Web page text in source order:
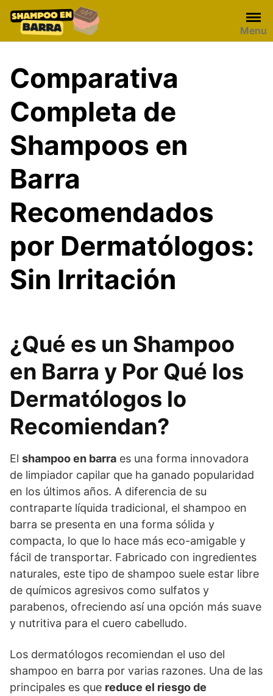
content
Menu
Comparativa
Completa de
Shampoos en
Barra
Recomendados
por Dermatólogos:
Sin Irritación
¿Qué es un Shampoo
en Barra y Por Qué los
Dermatólogos lo
Recomiendan?
El shampoo en barra es una forma innovadora
de limpiador capilar que ha ganado popularidad
en los últimos años. A diferencia de su
contraparte líquida tradicional, el shampoo en
barra se presenta en una forma sólida y
compacta, lo que lo hace más eco-amigable y
fácil de transportar. Fabricado con ingredientes
naturales, este tipo de shampoo suele estar libre
de químicos agresivos como sulfatos y
parabenos, ofreciendo así una opción más suave
y nutritiva para el cuero cabelludo.
Los dermatólogos recomiendan el uso del
shampoo en barra por varias razones. Una de las
principales es que reduce el riesgo de